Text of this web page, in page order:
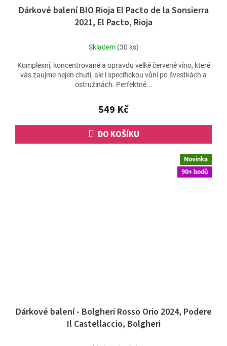
Dárkové balení BIO Rioja El Pacto de la Sonsierra
2021, El Pacto, Rioja
Skladem (30 ks)
549 Kč
DO KOŠÍKU
Komplexní, koncentrované a opravdu velké červené víno, které
vás zaujme nejen chutí, ale i specifickou vůní po švestkách a
ostružinách. Perfektně...
Novinka
90+ bodů
Dárkové balení - Bolgheri Rosso Orio 2024, Podere
Il Castellaccio, Bolgheri